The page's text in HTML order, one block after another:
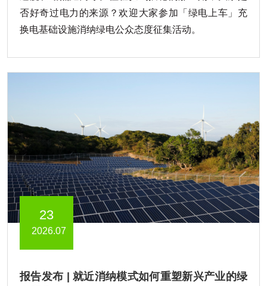
否好奇过电力的来源？欢迎大家参加「绿电上车」充
换电基础设施消纳绿电公众态度征集活动。
23
2026.07
报告发布 | 就近消纳模式如何重塑新兴产业的绿